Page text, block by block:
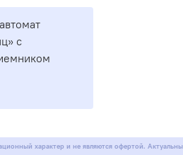
с
характер и не являются офертой.